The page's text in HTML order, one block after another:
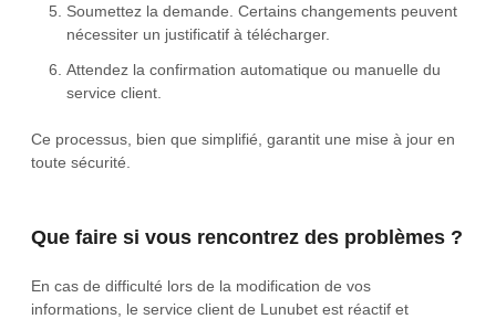
Soumettez la demande. Certains changements peuvent
nécessiter un justificatif à télécharger.
Attendez la confirmation automatique ou manuelle du
service client.
Ce processus, bien que simplifié, garantit une mise à jour en
toute sécurité.
Que faire si vous rencontrez des problèmes ?
En cas de difficulté lors de la modification de vos
informations, le service client de Lunubet est réactif et